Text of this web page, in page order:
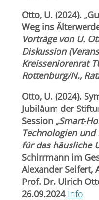
Otto, U. (2024).
Weg ins
Vorträge von U.
Diskussion
Kreisseniorenrat
Rottenburg/N.,
Otto, U. (2024).
Jubiläum der
Session „Smart-
Technologien
für das häusliche
Schirrmann im
Alexander Seifert,
Prof. Dr. Ulrich
26.09.2024 Info